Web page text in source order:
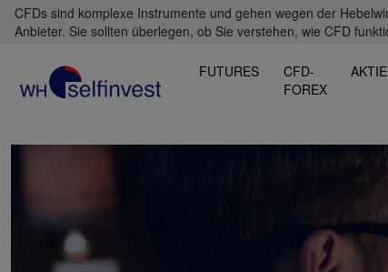
CFDs sind komplexe Instrumente und gehen wegen der
Anbieter. Sie sollten überlegen, ob Sie verstehen, wie CFD
FUTURES
CFD-
FOREX